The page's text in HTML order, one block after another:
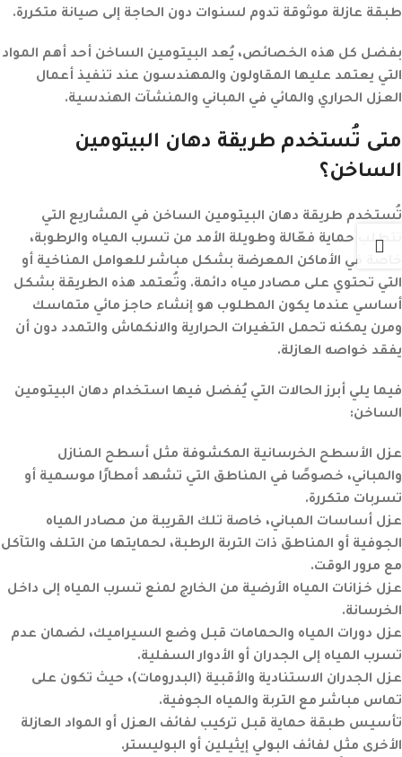
طبقة عازلة موثوقة تدوم لسنوات دون الحاجة إلى صيانة متكررة.
بفضل كل هذه الخصائص، يُعد البيتومين الساخن أحد أهم المواد
التي يعتمد عليها المقاولون والمهندسون عند تنفيذ أعمال
العزل الحراري والمائي في المباني والمنشآت الهندسية.
متى تُستخدم طريقة دهان البيتومين
الساخن؟
تُستخدم طريقة دهان البيتومين الساخن في المشاريع التي
تتطلب حماية فعّالة وطويلة الأمد من تسرب المياه والرطوبة،
خاصة في الأماكن المعرضة بشكل مباشر للعوامل المناخية أو
التي تحتوي على مصادر مياه دائمة. وتُعتمد هذه الطريقة بشكل
أساسي عندما يكون المطلوب هو إنشاء حاجز مائي متماسك
ومرن يمكنه تحمل التغيرات الحرارية والانكماش والتمدد دون أن
يفقد خواصه العازلة.
فيما يلي أبرز الحالات التي يُفضل فيها استخدام دهان البيتومين
الساخن:
عزل الأسطح الخرسانية المكشوفة مثل أسطح المنازل
والمباني، خصوصًا في المناطق التي تشهد أمطارًا موسمية أو
تسربات متكررة.
عزل أساسات المباني، خاصة تلك القريبة من مصادر المياه
الجوفية أو المناطق ذات التربة الرطبة، لحمايتها من التلف والتآكل
مع مرور الوقت.
عزل خزانات المياه الأرضية من الخارج لمنع تسرب المياه إلى داخل
الخرسانة.
عزل دورات المياه والحمامات قبل وضع السيراميك، لضمان عدم
تسرب المياه إلى الجدران أو الأدوار السفلية.
عزل الجدران الاستنادية والأقبية (البدرومات)، حيث تكون على
تماس مباشر مع التربة والمياه الجوفية.
تأسيس طبقة حماية قبل تركيب لفائف العزل أو المواد العازلة
الأخرى مثل لفائف البولي إيثيلين أو البوليستر.